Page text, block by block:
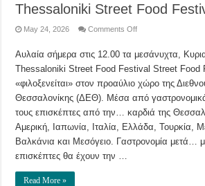
Thessaloniki Street Food
May 24, 2026 Comments Offon
ταξίδι
από
9ο
Thessaloniki
Street
Food
Festival
Αυλαία σήμερα στις 12.00 τα μεσάνυχτα,
Thessaloniki Street Food Festival Street Food
«φιλοξενείται» στον προαύλιο χώρο της
Θεσσαλονίκης (ΔΕΘ). Μέσα από γαστρονομικά
τους επισκέπτες από την… καρδιά της
Αμερική, Ιαπωνία, Ιταλία, Ελλάδα, Τουρκία,
Βαλκάνια και Μεσόγειο. Γαστρονομία μετά…
επισκέπτες θα έχουν την …
Read More »